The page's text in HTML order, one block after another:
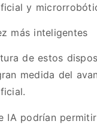
y
más inteligentes
de estos
medida del
IA podrían